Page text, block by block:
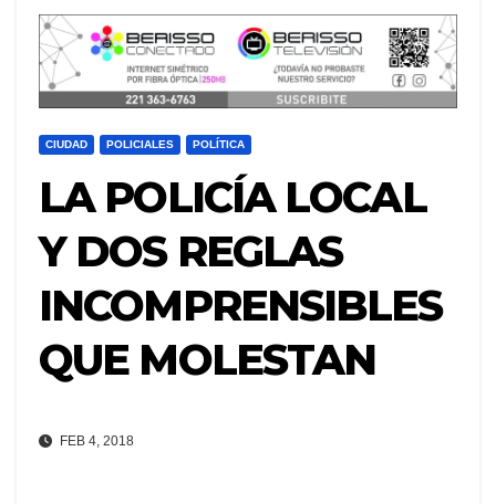
CIUDAD POLICIALES POLÍTICA
LA POLICÍA LOCAL
Y DOS REGLAS
INCOMPRENSIBLES
QUE MOLESTAN
FEB 4, 2018